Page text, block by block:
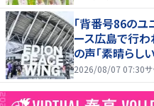
｢背番号86のユ
ース広島で行
の声｢素晴らし
応しい｣
2026/08/07 07:30